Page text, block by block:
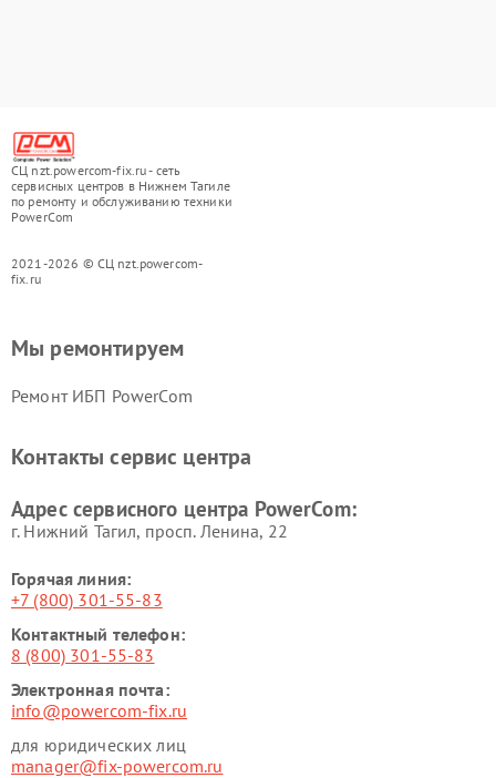
СЦ nzt.powercom-fix.ru - сеть
сервисных центров в Нижнем Тагиле
по ремонту и обслуживанию техники
PowerCom
2021-2026 © СЦ nzt.powercom-
fix.ru
Мы ремонтируем
Ремонт ИБП PowerCom
Контакты сервис центра
Адрес сервисного центра PowerCom:
г. Нижний Тагил, просп. Ленина, 22
Горячая линия:
+7 (800) 301-55-83
Контактный телефон:
8 (800) 301-55-83
Электронная почта:
info@powercom-fix.ru
для юридических лиц
manager@fix-powercom.ru